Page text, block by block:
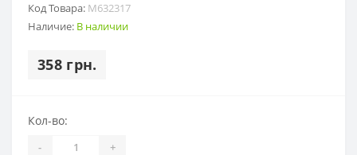
Код Товара: M632317
Наличие: В наличии
358 грн.
Кол-во:
- +